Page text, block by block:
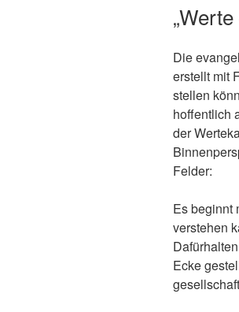
Die
erstellt mit
stellen
hoffentlich
der
Felder:
Es beginnt
verstehen
Ecke